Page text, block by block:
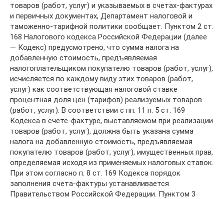
товаров (работ, услуг) и указываемых в счетах-фактурах
и первичных документах, Департамент налоговой и
таможенно-тарифной политики сообщает. Пунктом 2 ст.
168 Налогового кодекса Российской Федерации (далее
— Кодекс) предусмотрено, что сумма налога на
добавленную стоимость, предъявляемая
налогоплательщиком покупателю товаров (работ, услуг),
исчисляется по каждому виду этих товаров (работ,
услуг) как соответствующая налоговой ставке
процентная доля цен (тарифов) реализуемых товаров
(работ, услуг). В соответствии с пп. 11 п. 5 ст. 169
Кодекса в счете-фактуре, выставляемом при реализации
товаров (работ, услуг), должна быть указана сумма
налога на добавленную стоимость, предъявляемая
покупателю товаров (работ, услуг), имущественных прав,
определяемая исходя из применяемых налоговых ставок.
При этом согласно п. 8 ст. 169 Кодекса порядок
заполнения счета-фактуры устанавливается
Правительством Российской Федерации. Пунктом 3